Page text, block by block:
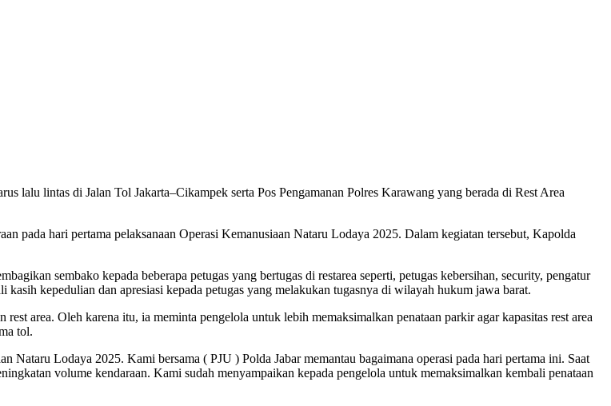
lalu lintas di Jalan Tol Jakarta–Cikampek serta Pos Pengamanan Polres Karawang yang berada di Rest Area
pada hari pertama pelaksanaan Operasi Kemanusiaan Nataru Lodaya 2025. Dalam kegiatan tersebut, Kapolda
sembako kepada beberapa petugas yang bertugas di restarea seperti, petugas kebersihan, security, pengatur
kepedulian dan apresiasi kepada petugas yang melakukan tugasnya di wilayah hukum jawa barat.
area. Oleh karena itu, ia meminta pengelola untuk lebih memaksimalkan penataan parkir agar kapasitas rest area
tol.
Lodaya 2025. Kami bersama ( PJU ) Polda Jabar memantau bagaimana operasi pada hari pertama ini. Saat
volume kendaraan. Kami sudah menyampaikan kepada pengelola untuk memaksimalkan kembali penataan